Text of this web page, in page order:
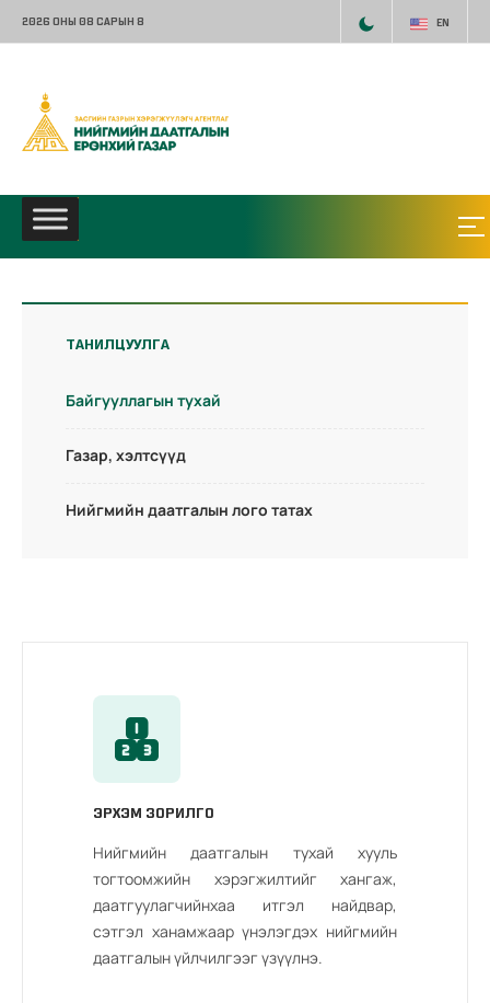
2026 ОНЫ 08 САРЫН 8 EN
ТАНИЛЦУУЛГА
Байгууллагын тухай
Газар, хэлтсүүд
Нийгмийн даатгалын лого татах
ЭРХЭМ ЗОРИЛГО
Нийгмийн даатгалын тухай хууль
тогтоомжийн хэрэгжилтийг хангаж,
даатгуулагчийнхаа итгэл найдвар,
сэтгэл ханамжаар үнэлэгдэх нийгмийн
даатгалын үйлчилгээг үзүүлнэ.